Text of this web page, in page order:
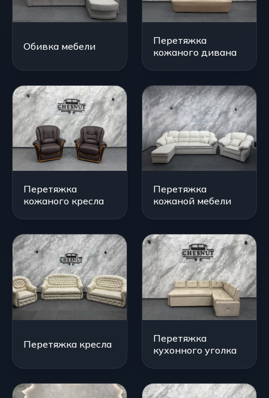
Обивка мебели
Перетяжка
кожаного дивана
Перетяжка
кожаного кресла
Перетяжка
кожаной мебели
Перетяжка кресла
Перетяжка
кухонного уголка